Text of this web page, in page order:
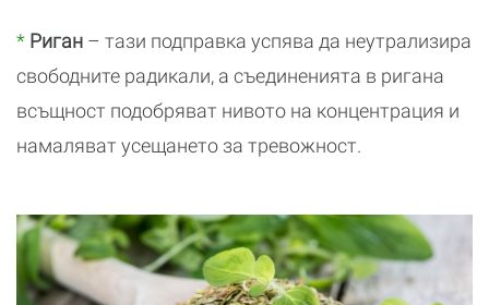
* Риган – тази подправка успява да неутрализира
свободните радикали, а съединенията в ригана
всъщност подобряват нивото на концентрация и
намаляват усещането за тревожност.